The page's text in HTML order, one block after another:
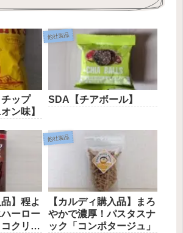
ップ
ン味】
他社製品
SDA【チアボール】
】程よ
ーロー
クリー
他社製品
【カルディ購入品】まろ
やかで濃厚！パスタスナ
ック「コンポタージュ」